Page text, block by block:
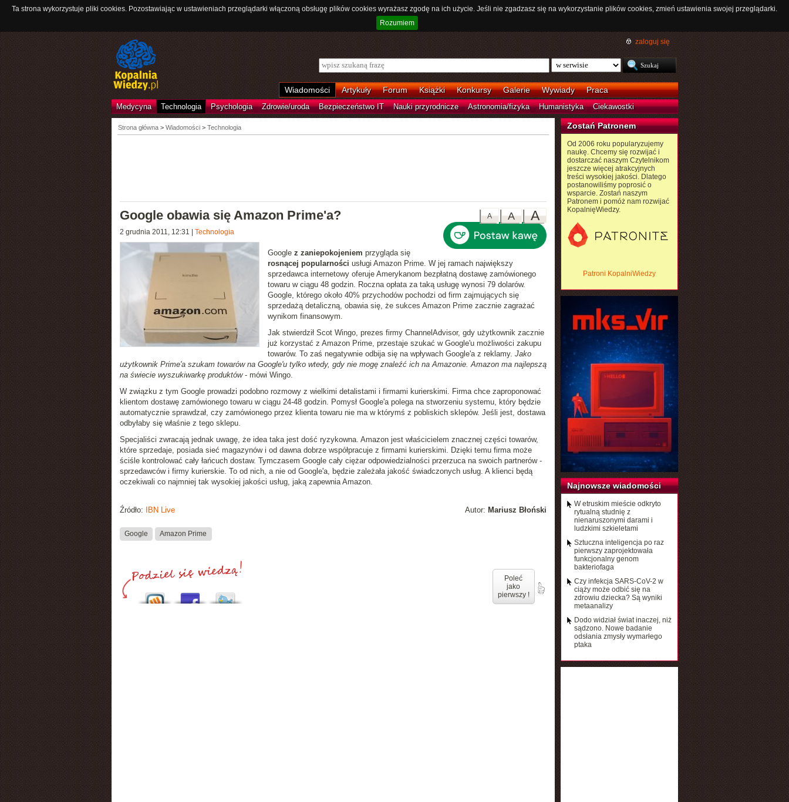
Ta strona wykorzystuje pliki cookies. Pozostawiając w ustawieniach przeglądarki włączoną obsługę plików cookies wyrażasz zgodę na ich użycie. Jeśli nie zgadzasz się na wykorzystanie plików cookies, zmień ustawienia swojej przeglądarki.
Rozumiem
zaloguj się
Wiadomości Artykuły Forum Książki Konkursy Galerie Wywiady Praca
Medycyna Technologia Psychologia Zdrowie/uroda Bezpieczeństwo IT Nauki przyrodnicze Astronomia/fizyka Humanistyka Ciekawostki
Strona główna> Wiadomości > Technologia
A
A
A
Google obawia się Amazon Prime'a?
2 grudnia 2011, 12:31 Technologia
Google z zaniepokojeniem przygląda się
rosnącej popularności usługi Amazon Prime. W jej ramach największy
sprzedawca internetowy oferuje Amerykanom bezpłatną dostawę zamówionego
towaru w ciągu 48 godzin. Roczna opłata za taką usługę wynosi 79 dolarów.
Google, którego około 40% przychodów pochodzi od firm zajmujących się
sprzedażą detaliczną, obawia się, że sukces Amazon Prime zacznie zagrażać
wynikom finansowym.
Jak stwierdził Scot Wingo, prezes firmy ChannelAdvisor, gdy użytkownik zacznie
już korzystać z Amazon Prime, przestaje szukać w Google'u możliwości zakupu
towarów. To zaś negatywnie odbija się na wpływach Google'a z reklamy. Jako
użytkownik Prime'a szukam towarów na Google'u tylko wtedy, gdy nie mogę znaleźć ich na Amazonie. Amazon ma najlepszą
na świecie wyszukiwarkę produktów- mówi Wingo.
W związku z tym Google prowadzi podobno rozmowy z wielkimi detalistami i firmami kurierskimi. Firma chce zaproponować
klientom dostawę zamówionego towaru w ciągu 24-48 godzin. Pomysł Google'a polega na stworzeniu systemu, który będzie
automatycznie sprawdzał, czy zamówionego przez klienta towaru nie ma w którymś z pobliskich sklepów. Jeśli jest, dostawa
odbyłaby się właśnie z tego sklepu.
Specjaliści zwracają jednak uwagę, że idea taka jest dość ryzykowna. Amazon jest właścicielem znacznej części towarów,
które sprzedaje, posiada sieć magazynów i od dawna dobrze współpracuje z firmami kurierskimi. Dzięki temu firma może
ściśle kontrolować cały łańcuch dostaw. Tymczasem Google cały ciężar odpowiedzialności przerzuca na swoich partnerów -
sprzedawców i firmy kurierskie. To od nich, a nie od Google'a, będzie zależała jakość świadczonych usług. A klienci będą
oczekiwali co najmniej tak wysokiej jakości usług, jaką zapewnia Amazon.
Autor: Mariusz Błoński
Źródło: IBN Live
Google Amazon Prime
Poleć
jako
pierwszy !
Zostań Patronem
Od 2006 roku popularyzujemy
naukę. Chcemy się rozwijać i
dostarczać naszym Czytelnikom
jeszcze więcej atrakcyjnych
treści wysokiej jakości. Dlatego
postanowiliśmy poprosić o
wsparcie. Zostań naszym
Patronem i pomóż nam rozwijać
KopalnięWiedzy.
Patroni KopalniWiedzy
Najnowsze wiadomości
W etruskim mieście odkryto
rytualną studnię z
nienaruszonymi darami i
ludzkimi szkieletami
Sztuczna inteligencja po raz
pierwszy zaprojektowała
funkcjonalny genom
bakteriofaga
Czy infekcja SARS-CoV-2 w
ciąży może odbić się na
zdrowiu dziecka? Są wyniki
metaanalizy
Dodo widział świat inaczej, niż
sądzono. Nowe badanie
odsłania zmysły wymarłego
ptaka